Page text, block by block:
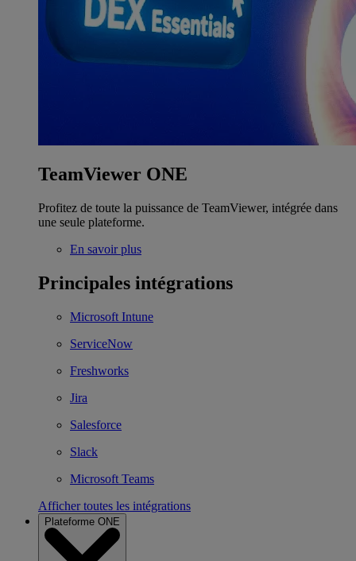
TeamViewer ONE
Profitez de toute la puissance de TeamViewer, intégrée dans
une seule plateforme.
En savoir plus
Principales intégrations
Microsoft Intune
ServiceNow
Freshworks
Jira
Salesforce
Slack
Microsoft Teams
Afficher toutes les intégrations
Plateforme ONE